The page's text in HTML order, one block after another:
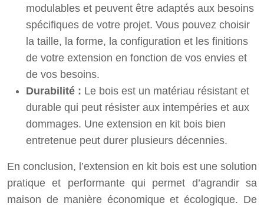
modulables et peuvent être adaptés aux besoins
spécifiques de votre projet. Vous pouvez choisir
la taille, la forme, la configuration et les finitions
de votre extension en fonction de vos envies et
de vos besoins.
Durabilité : Le bois est un matériau résistant et
durable qui peut résister aux intempéries et aux
dommages. Une extension en kit bois bien
entretenue peut durer plusieurs décennies.
En conclusion, l’extension en kit bois est une solution
pratique et performante qui permet d’agrandir sa
maison de manière économique et écologique. De